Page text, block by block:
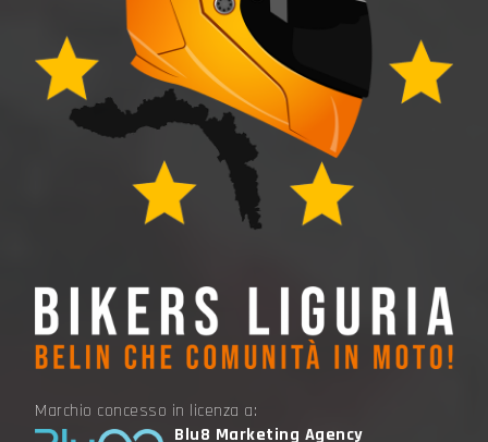
Marchio concesso in licenza a:
Blu8 Marketing Agency